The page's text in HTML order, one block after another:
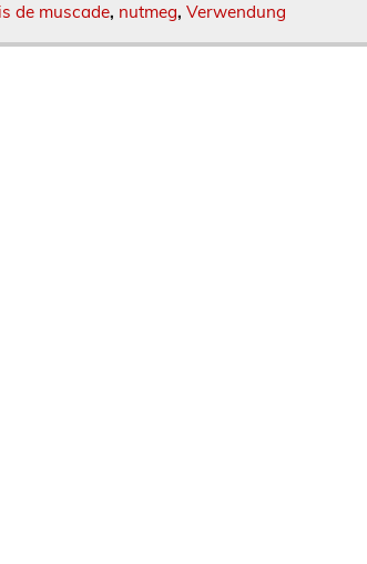
de muscade, nutmeg,Verwendung